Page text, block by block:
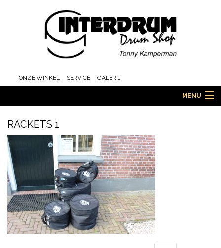
ONZE WINKEL SERVICE GALERIJ
MENU
HOME
DRUMS
ORCHESTRA EN MARCHING
RACKETS 1